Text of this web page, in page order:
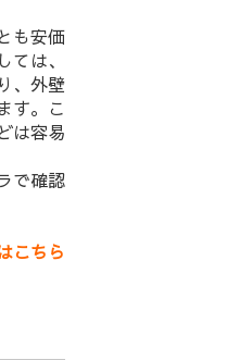
も安価
は、
、外壁
す。こ
は容易
で確認
こちら